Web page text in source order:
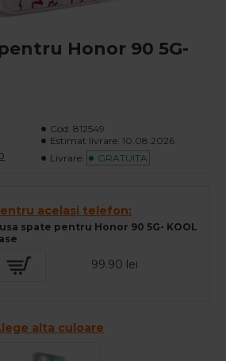
Honor 90 5G-
Cod: 812549
Estimat livrare: 10.08.2026
Livrare:
GRATUITA
acelasi telefon:
spate pentru Honor 90 5G- KOOL
99.90 lei
alta culoare